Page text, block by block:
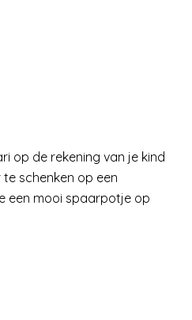
op de rekening van je kind
schenken op een
een mooi spaarpotje op